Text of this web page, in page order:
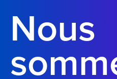
Nous